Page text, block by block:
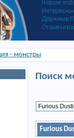
- монстры
Поиск
Furious